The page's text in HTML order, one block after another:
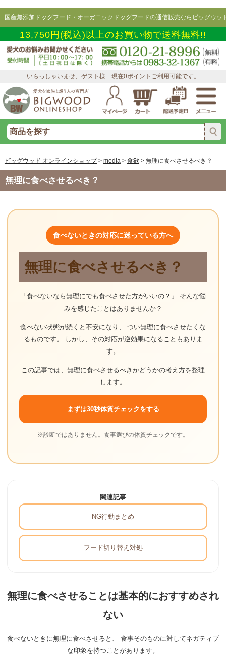
国産無添加ドッグフード・オーガニックドッグフードの通信販売ならビッグウッ
13,750円(税込)以上のお買い物で送料無料!!
いらっしゃいませ、ゲスト様 現在0ポイントご利用可能です。
ビッグウッド オンラインショップ> media> 食欲 > 無理に食べさせるべき？
無理に食べさせるべき？
食べないときの対応に迷っている方へ
無理に食べさせるべき？
「食べないなら無理にでも食べさせた方がいいの？」 そんな悩
みを感じたことはありませんか？
食べない状態が続くと不安になり、 つい無理に食べさせたくな
るものです。 しかし、その対応が逆効果になることもありま
す。
この記事では、無理に食べさせるべきかどうかの考え方を整理
します。
まずは30秒体質チェックをする
※診断ではありません。食事選びの体質チェックです。
関連記事
NG行動まとめ
フード切り替え対処
無理に食べさせることは基本的におすすめされ
ない
食べないときに無理に食べさせると、 食事そのものに対してネガティブ
な印象を持つことがあります。